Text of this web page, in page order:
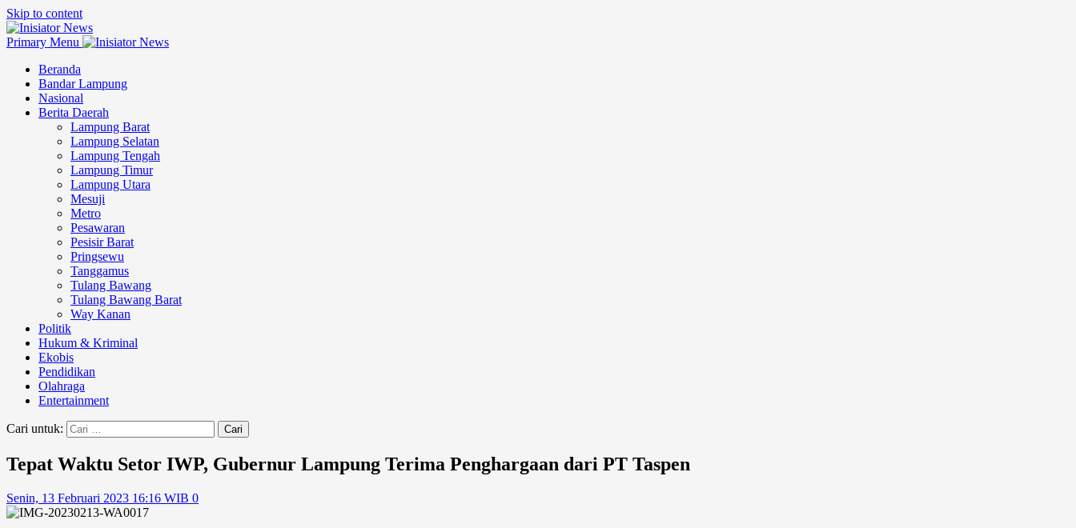
Skip to content
Primary Menu
Beranda
Bandar Lampung
Nasional
Berita Daerah
Lampung Barat
Lampung Selatan
Lampung Tengah
Lampung Timur
Lampung Utara
Mesuji
Metro
Pesawaran
Pesisir Barat
Pringsewu
Tanggamus
Tulang Bawang
Tulang Bawang Barat
Way Kanan
Politik
Hukum & Kriminal
Ekobis
Pendidikan
Olahraga
Entertainment
Cari untuk:
Tepat Waktu Setor IWP, Gubernur Lampung Terima Penghargaan dari PT Taspen
Senin, 13 Februari 2023 16:16 WIB 0